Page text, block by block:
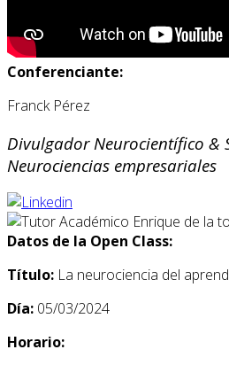
Conferenciante:
Franck Pérez
Divulgador Neurocientífico &
Neurociencias empresariales
Datos de la Open Class:
Título: La neurociencia del
Día: 05/03/2024
Horario: